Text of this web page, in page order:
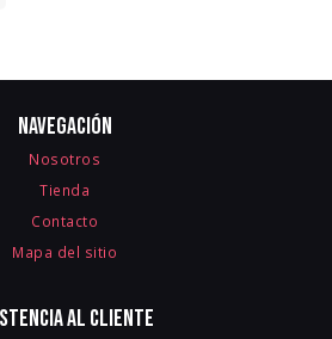
Navegación
Nosotros
Tienda
Contacto
Mapa del sitio
al cliente